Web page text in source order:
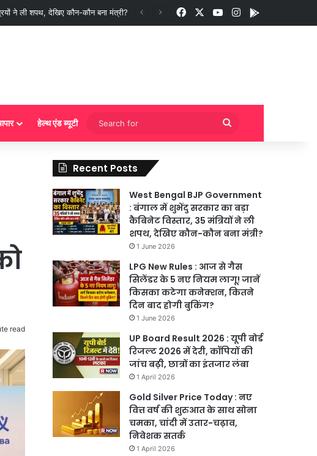
बाद होगी बुकिंग? FacebookYouTubeInstagram
हेल्थ एंड ब्यूटी
Search
for
read
Recent Posts
West Bengal BJP Government
: बंगाल में शुभेंदु सरकार का बड़ा
कैबिनेट विस्तार, 35 मंत्रियों ने ली
शपथ, देखिए कौन-कौन बना मंत्री?
1 June 2026
LPG New Rules : आज से गैस
सिलेंडर के 5 नए नियम लागू! जानें
किसका कटेगा कनेक्शन, कितने
दिन बाद होगी बुकिंग?
1 June 2026
UP Board Result 2026 : यूपी बोर्ड
रिजल्ट 2026 में देरी, कॉपियों की
जांच बढ़ी, छात्रों का इंतजार लंबा
1 April 2026
Gold Silver Price Today : नए
वित्त वर्ष की शुरुआत के साथ सोना
चमका, चांदी में उतार-चढ़ाव,
निवेशक सतर्क
1 April 2026